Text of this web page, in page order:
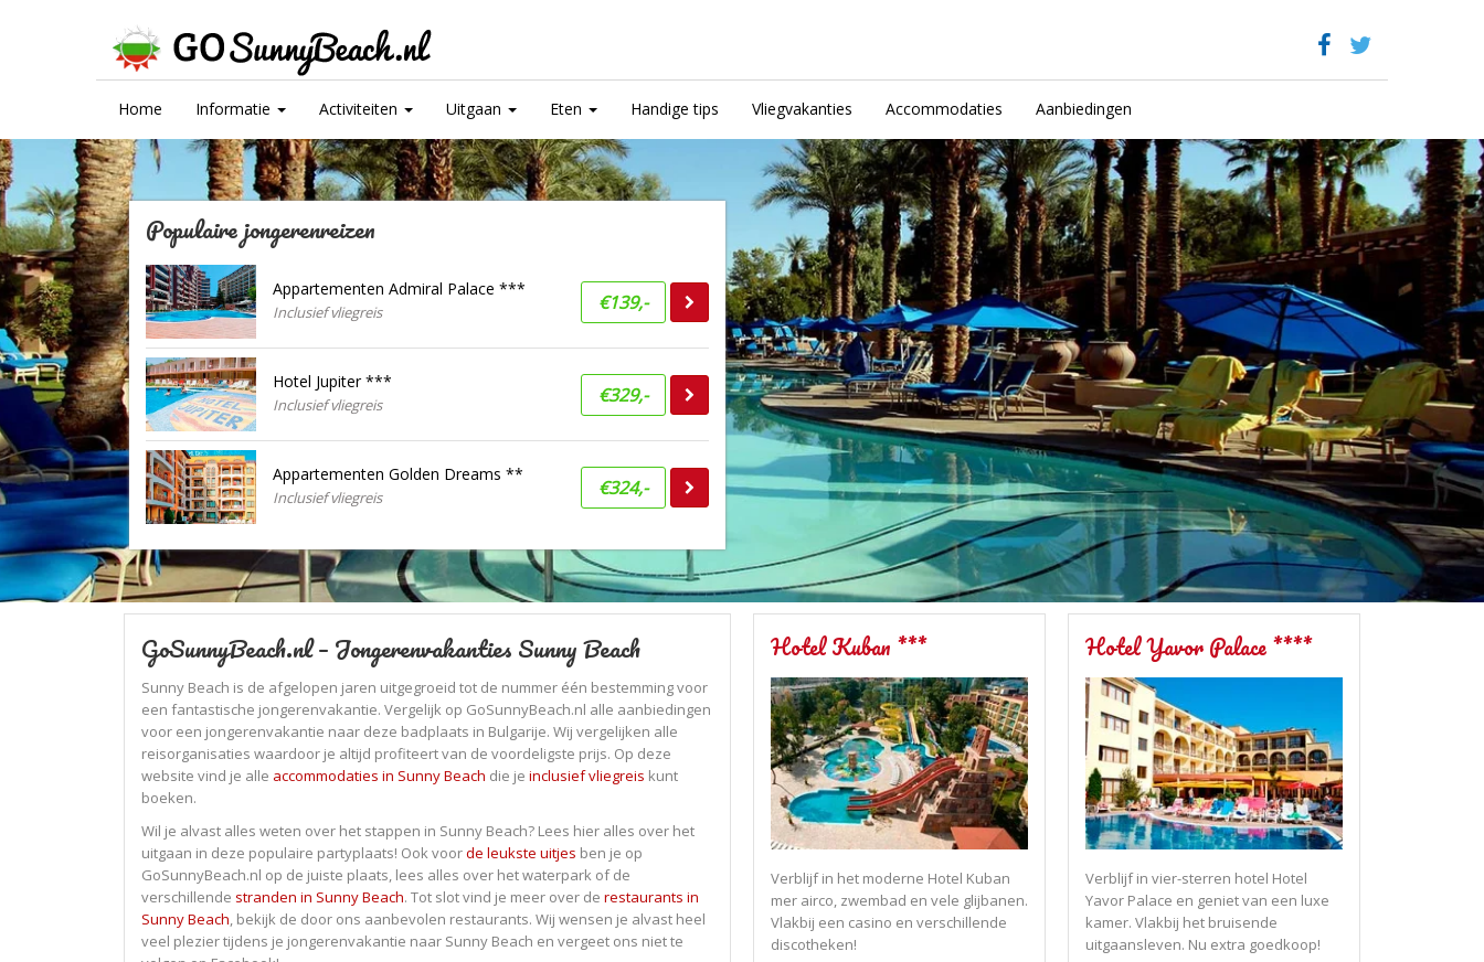
Home Informatie Activiteiten Uitgaan Eten Handige tips Vliegvakanties Accommodaties Aanbiedingen
Populaire jongerenreizen
Appartementen Admiral Palace ***
Inclusief vliegreis €139,-
Hotel Jupiter ***
Inclusief vliegreis €329,-
Appartementen Golden Dreams **
Inclusief vliegreis €324,-
GoSunnyBeach.nl – Jongerenvakanties Sunny Beach
Sunny Beach is de afgelopen jaren uitgegroeid tot de nummer één bestemming voor
een fantastische jongerenvakantie. Vergelijk op GoSunnyBeach.nl alle aanbiedingen
voor een jongerenvakantie naar deze badplaats in Bulgarije. Wij vergelijken alle
reisorganisaties waardoor je altijd profiteert van de voordeligste prijs. Op deze
website vind je alle accommodaties in Sunny Beach die je inclusief vliegreis kunt
boeken.
Wil je alvast alles weten over het stappen in Sunny Beach? Lees hier alles over het
uitgaan in deze populaire partyplaats! Ook voorde leukste uitjes ben je op
GoSunnyBeach.nl op de juiste plaats, lees alles over het waterpark of de
verschillende stranden in Sunny Beach. Tot slot vind je meer over de restaurants in
Sunny Beach, bekijk de door ons aanbevolen restaurants. Wij wensen je alvast heel
veel plezier tijdens je jongerenvakantie naar Sunny Beach en vergeet ons niet te
Hotel Kuban ***
Verblijf in het moderne Hotel Kuban
mer airco, zwembad en vele glijbanen.
Vlakbij een casino en verschillende
discotheken!
Hotel Yavor Palace ****
Verblijf in vier-sterren hotel Hotel
Yavor Palace en geniet van een luxe
kamer. Vlakbij het bruisende
uitgaansleven. Nu extra goedkoop!